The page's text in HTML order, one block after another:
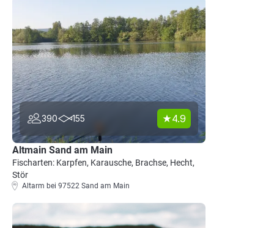
390 155 4.9
Altmain Sand am Main
Fischarten: Karpfen, Karausche, Brachse, Hecht,
Stör
Altarm bei 97522 Sand am Main